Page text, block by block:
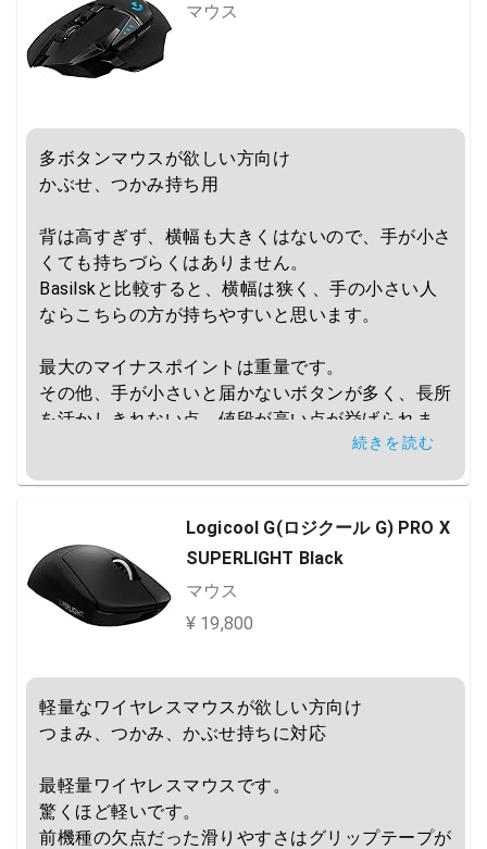
マウス
多ボタンマウスが欲しい方向け
かぶせ、つかみ持ち用
背は高すぎず、横幅も大きくはないので、手が小さ
くても持ちづらくはありません。
Basilskと比較すると、横幅は狭く、手の小さい人
ならこちらの方が持ちやすいと思います。
最大のマイナスポイントは重量です。
その他、手が小さいと届かないボタンが多く、長所
を活かしきれない点、値段が高い点が挙げられま
続きを読む
Logicool G(ロジクール G) PRO X
SUPERLIGHT Black
マウス
¥ 19,800
軽量なワイヤレスマウスが欲しい方向け
つまみ、つかみ、かぶせ持ちに対応
最軽量ワイヤレスマウスです。
驚くほど軽いです。
前機種の欠点だった滑りやすさはグリップテープが